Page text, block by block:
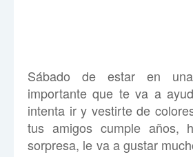
Sábado de estar en
importante que te va a
intenta ir y vestirte de
tus amigos cumple años,
sorpresa, le va a gustar